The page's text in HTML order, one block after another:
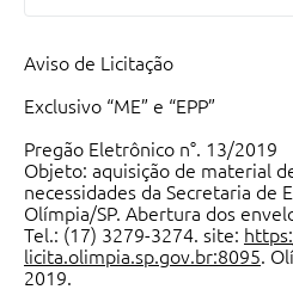
Aviso de Licitação
Exclusivo “ME” e “EPP”
Pregão Eletrônico n°. 13/2019
Objeto: aquisição de material
necessidades da Secretaria de
Olímpia/SP. Abertura dos
Tel.: (17) 3279-3274. site:
licita.olimpia.sp.gov.br:8095.
2019.